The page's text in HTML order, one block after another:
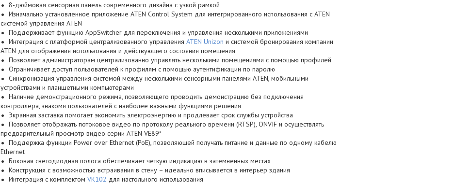
8-дюймовая сенсорная панель современного дизайна с узкой рамкой
Изначально установленное приложение ATEN Control System для интегрированного использования с ATEN
системой управления ATEN
Поддерживает функцию AppSwitcher для переключения и управления несколькими приложениями
Интеграция с платформой централизованного управления ATEN Unizon и системой бронирования компании
ATEN для отображения использования и действующего состояния помещения
Позволяет администраторам централизованно управлять несколькими помещениями с помощью профилей
Ограничивает доступ пользователей к профилям с помощью аутентификации по паролю
Синхронизация управления системой между несколькими сенсорными панелями ATEN, мобильными
устройствами и планшетными компьютерами
Наличие демонстрационного режима, позволяющего проводить демонстрацию без подключения
контроллера, знакомя пользователей с наиболее важными функциями решения
Экранная заставка помогает экономить электроэнергию и продлевает срок службы устройства
Позволяет отображать потоковое видео по протоколу реального времени (RTSP), ONVIF и осуществлять
предварительный просмотр видео серии ATEN VE89*
Поддержка функции Power over Ethernet (PoE), позволяющей получать питание и данные по одному кабелю
Ethernet
Боковая светодиодная полоса обеспечивает четкую индикацию в затемненных местах
Конструкция с возможностью встраивания в стену – идеально вписывается в интерьер здания
Интеграция с комплектом VK102 для настольного использования